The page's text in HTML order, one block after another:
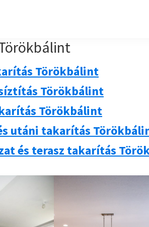
Törökbálint
Törökbálint
Törökbálint
utáni takarítás
és terasz takarítás